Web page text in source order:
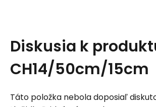
Diskusia k
CH14/50cm/15cm
Táto položka nebola doposiaľ